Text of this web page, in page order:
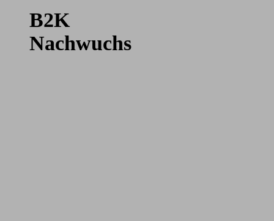
B2K
Nachwuchs